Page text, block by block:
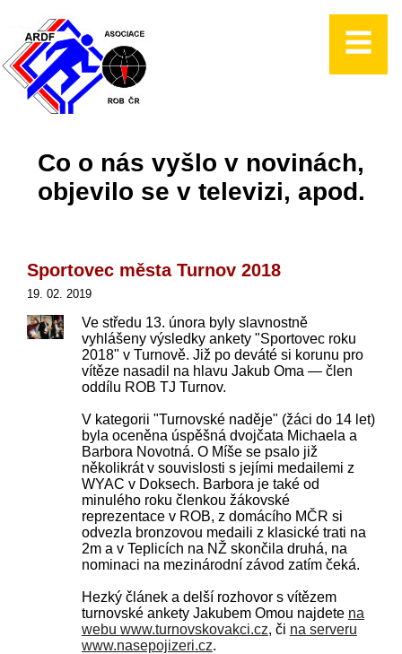
Co o nás vyšlo v novinách,
objevilo se v televizi, apod.
Sportovec města Turnov 2018
19. 02. 2019
Ve středu 13. února byly slavnostně
vyhlášeny výsledky ankety "Sportovec roku
2018" v Turnově. Již po deváté si korunu pro
vítěze nasadil na hlavu Jakub Oma — člen
oddílu ROB TJ Turnov.
V kategorii "Turnovské naděje" (žáci do 14 let)
byla oceněna úspěšná dvojčata Michaela a
Barbora Novotná. O Míše se psalo již
několikrát v souvislosti s jejími medailemi z
WYAC v Doksech. Barbora je také od
minulého roku členkou žákovské
reprezentace v ROB, z domácího MČR si
odvezla bronzovou medaili z klasické trati na
2m a v Teplicích na NŽ skončila druhá, na
nominaci na mezinárodní závod zatím čeká.
Hezký článek a delší rozhovor s vítězem
turnovské ankety Jakubem Omou najdete na
webu www.turnovskovakci.cz, či na serveru
www.nasepojizeri.cz.